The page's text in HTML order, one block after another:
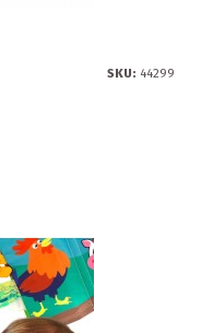
SKU: 44299